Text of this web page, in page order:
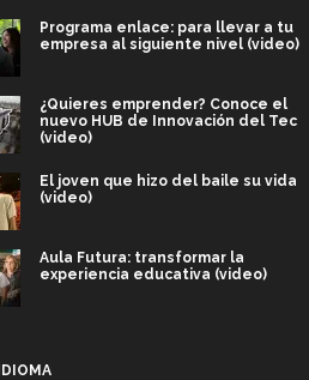
Programa enlace: para llevar a tu
empresa al siguiente nivel (video)
¿Quieres emprender? Conoce el
nuevo HUB de Innovación del Tec
(video)
El joven que hizo del baile su vida
(video)
Aula Futura: transformar la
experiencia educativa (video)